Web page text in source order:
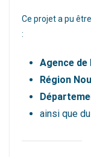
Ce projet a pu
:
Agence de
Région
ainsi que